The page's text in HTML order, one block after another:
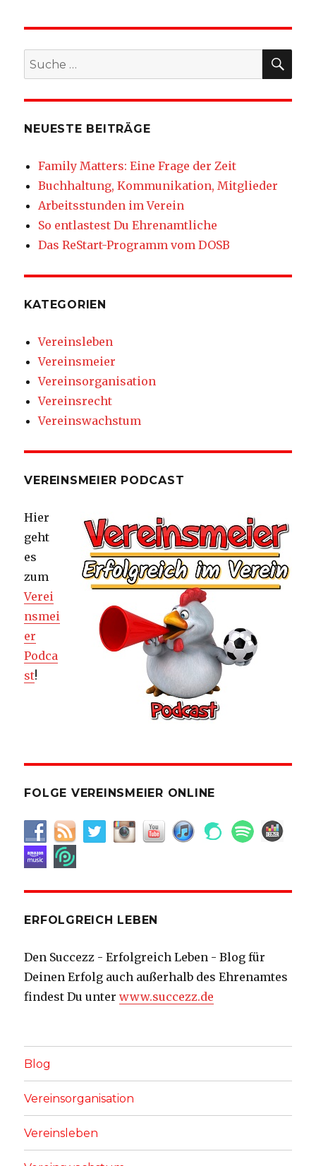
Suche
nach:
NEUESTE BEITRÄGE
Family Matters: Eine Frage der Zeit
Buchhaltung, Kommunikation, Mitglieder
Arbeitsstunden im Verein
So entlastest Du Ehrenamtliche
Das ReStart-Programm vom DOSB
KATEGORIEN
Vereinsleben
Vereinsmeier
Vereinsorganisation
Vereinsrecht
Vereinswachstum
VEREINSMEIER PODCAST
Hier
geht
es
zum
Verei
nsmei
er
Podca
st!
FOLGE VEREINSMEIER ONLINE
ERFOLGREICH LEBEN
Den Succezz - Erfolgreich Leben - Blog für
Deinen Erfolg auch außerhalb des Ehrenamtes
findest Du unterwww.succezz.de
Blog
Vereinsorganisation
Vereinsleben